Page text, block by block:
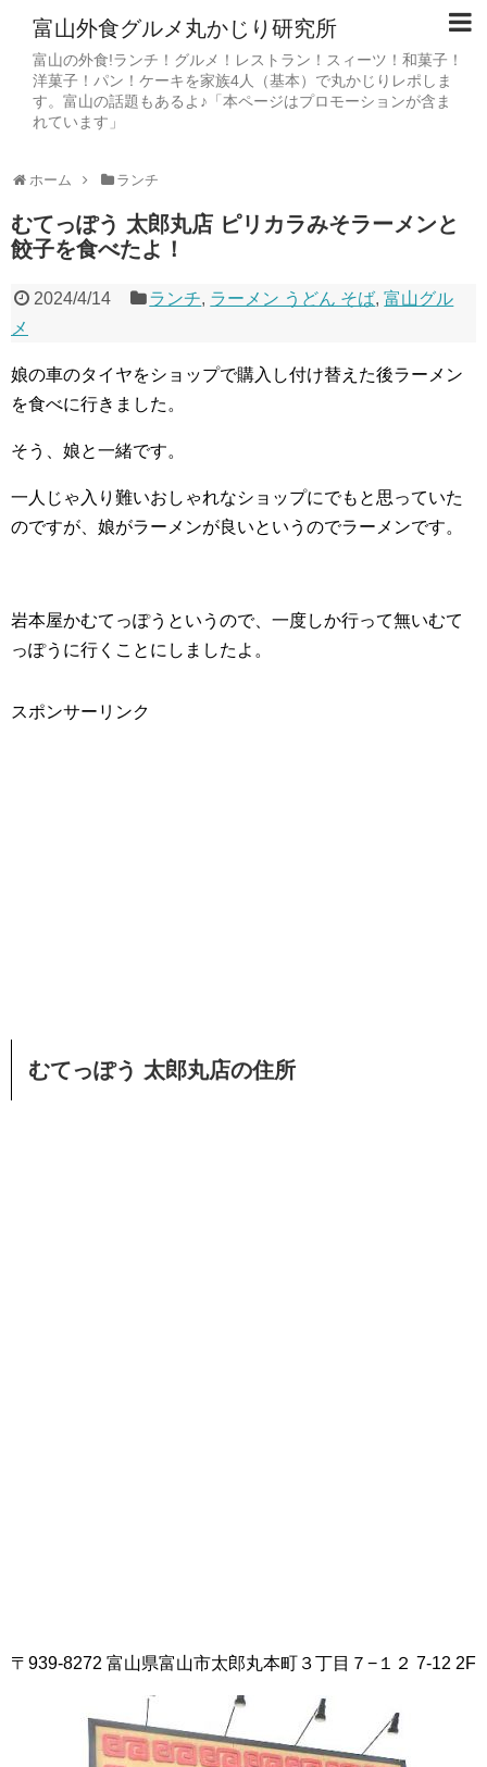
富山外食グルメ丸かじり研究所
富山の外食!ランチ！グルメ！レストラン！スィーツ！和菓子！
洋菓子！パン！ケーキを家族4人（基本）で丸かじりレポしま
す。富山の話題もあるよ♪「本ページはプロモーションが含ま
れています」
ホーム ランチ
むてっぽう 太郎丸店 ピリカラみそラーメンと
餃子を食べたよ！
2024/4/14 ランチ, ラーメン うどん そば,富山グル
メ
娘の車のタイヤをショップで購入し付け替えた後ラーメン
を食べに行きました。
そう、娘と一緒です。
一人じゃ入り難いおしゃれなショップにでもと思っていた
のですが、娘がラーメンが良いというのでラーメンです。
岩本屋かむてっぽうというので、一度しか行って無いむて
っぽうに行くことにしましたよ。
スポンサーリンク
むてっぽう 太郎丸店の住所
〒939-8272 富山県富山市太郎丸本町３丁目７−１２ 7-12 2F